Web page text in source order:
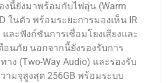
นี้ยังมาพร้อมกับไฟอุ่น (Warm
ในตัว พร้อมระยะการมองเห็น IR
และฟังก์ชันการเชื่อมโยงเสียงและ
อนภัย นอกจากนี้ยังรองรับการ
าง (Two-Way Audio) และรองรับ
วามจุสูงสุด 256GB พร้อมระบบ